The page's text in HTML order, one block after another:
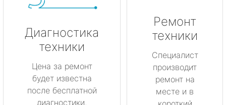
Диагностика
техники
Цена за ремонт
будет известна
после бесплатной
диагностики.
Ремонт
техники
Специалист
производит
ремонт на
месте и в